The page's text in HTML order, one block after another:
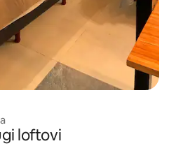
loftovi